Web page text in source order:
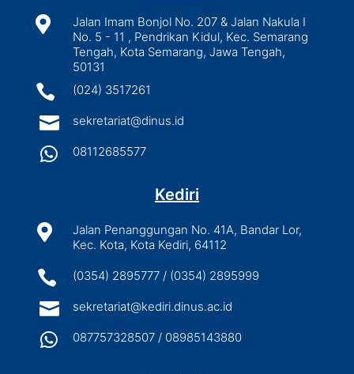

Jalan Imam Bonjol No. 207 & Jalan Nakula I
No. 5 - 11 , Pendrikan Kidul, Kec. Semarang
Tengah, Kota Semarang, Jawa Tengah,
50131
 (024) 3517261
 sekretariat@dinus.id
 08112685577
Kediri

Jalan Penanggungan No. 41A, Bandar Lor,
Kec. Kota, Kota Kediri, 64112
 (0354) 2895777 / (0354) 2895999
 sekretariat@kediri.dinus.ac.id
 087757328507 / 08985143880